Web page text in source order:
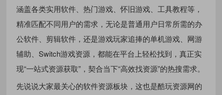
涵盖各类实用软件、热门游戏、怀旧游戏、工具教程等，
精准匹配不同用户的需求，无论是普通用户日常所需的办
公软件、剪辑软件，还是游戏玩家追捧的单机游戏、网游
辅助、Switch游戏资源，都能在平台上轻松找到，真正实
现“一站式资源获取”，契合当下“高效找资源”的热搜需求。
先说说大家最关心的软件资源板块，这也是酷玩资源网的